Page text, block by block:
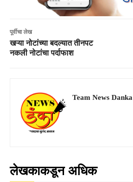
पूर्वीचा लेख
खऱ्या नोटांच्या बदल्यात तीनपट
नकली नोटांचा पर्दाफाश
Team News Danka
लेखकाकडून अधिक